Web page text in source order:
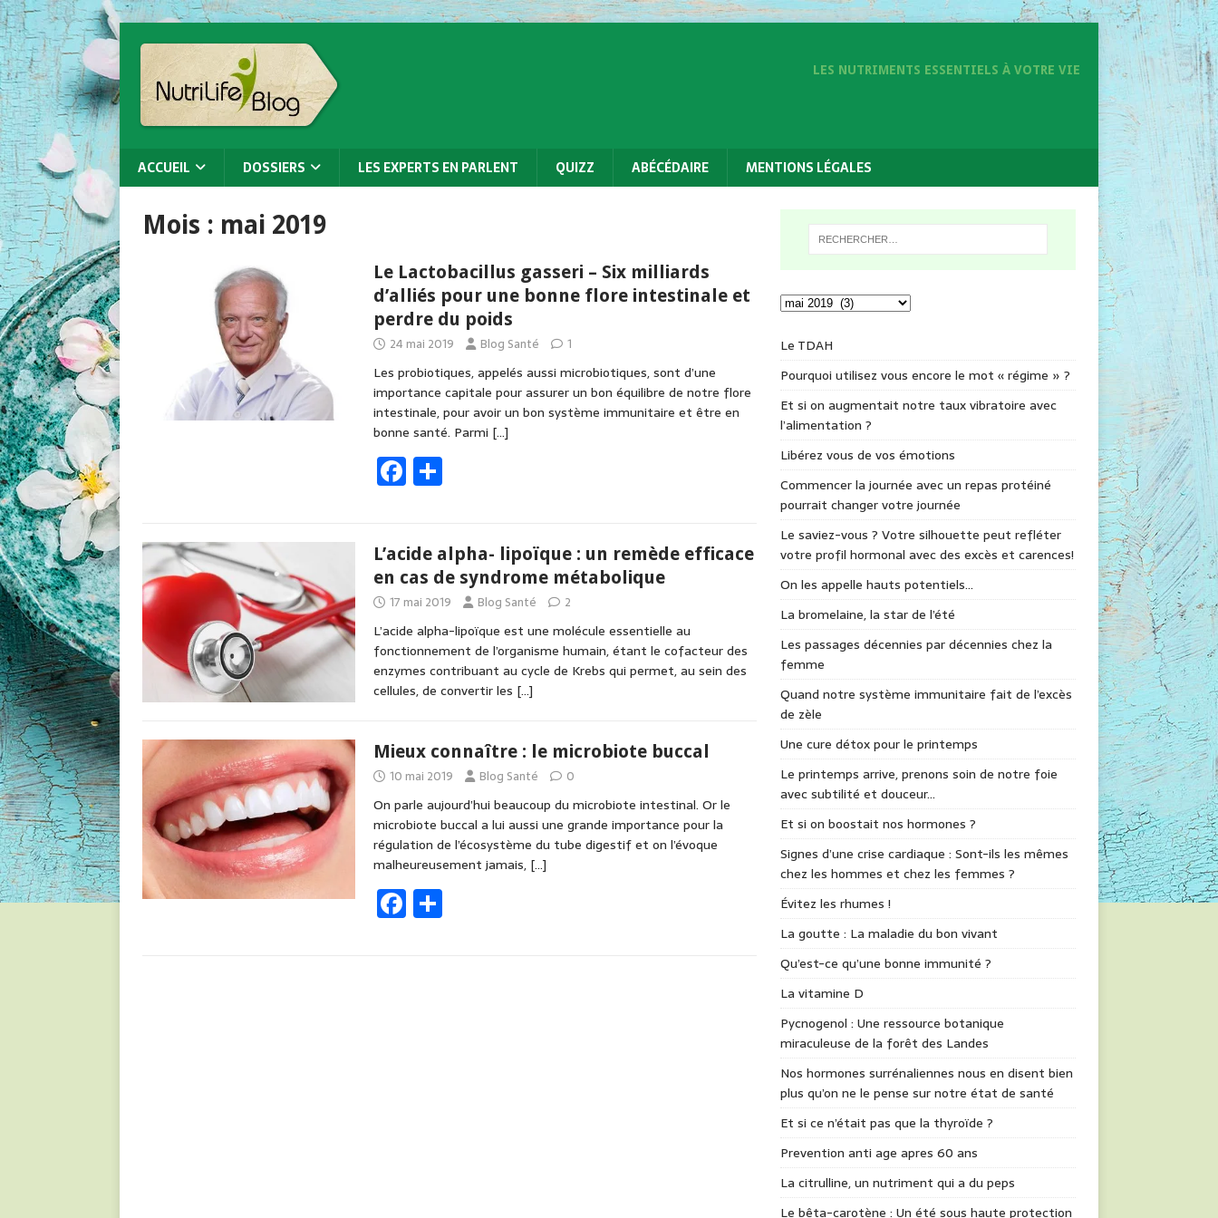
LES NUTRIMENTS ESSENTIELS À VOTRE VIE
ACCUEIL DOSSIERS LES EXPERTS EN PARLENT QUIZZ ABÉCÉDAIRE MENTIONS LÉGALES
Mois : mai 2019
Le Lactobacillus gasseri – Six milliards
d’alliés pour une bonne flore intestinale et
perdre du poids
24 mai 2019 Blog Santé 1
Les probiotiques, appelés aussi microbiotiques, sont d’une
importance capitale pour assurer un bon équilibre de notre flore
intestinale, pour avoir un bon système immunitaire et être en
bonne santé. Parmi […]
F
ac
b
o
o
k
g
er
L’acide alpha- lipoïque : un remède efficace
en cas de syndrome métabolique
17 mai 2019 Blog Santé 2
L’acide alpha-lipoïque est une molécule essentielle au
fonctionnement de l’organisme humain, étant le cofacteur des
enzymes contribuant au cycle de Krebs qui permet, au sein des
cellules, de convertir les […]
Mieux connaître : le microbiote buccal
10 mai 2019 Blog Santé 0
On parle aujourd’hui beaucoup du microbiote intestinal. Or le
microbiote buccal a lui aussi une grande importance pour la
régulation de l’écosystème du tube digestif et on l’évoque
malheureusement jamais, […]
F
ac
Le TDAH
Pourquoi utilisez vous encore le mot « régime » ?
Et si on augmentait notre taux vibratoire avec
l’alimentation ?
Libérez vous de vos émotions
Commencer la journée avec un repas protéiné
pourrait changer votre journée
Le saviez-vous ? Votre silhouette peut refléter
votre profil hormonal avec des excès et carences!
On les appelle hauts potentiels…
La bromelaine, la star de l’été
Les passages décennies par décennies chez la
femme
Quand notre système immunitaire fait de l’excès
de zèle
Une cure détox pour le printemps
Le printemps arrive, prenons soin de notre foie
avec subtilité et douceur…
Et si on boostait nos hormones ?
Signes d’une crise cardiaque : Sont-ils les mêmes
chez les hommes et chez les femmes ?
Évitez les rhumes !
La goutte : La maladie du bon vivant
Qu’est-ce qu’une bonne immunité ?
La vitamine D
Pycnogenol : Une ressource botanique
miraculeuse de la forêt des Landes
Nos hormones surrénaliennes nous en disent bien
plus qu’on ne le pense sur notre état de santé
Et si ce n’était pas que la thyroïde ?
Prevention anti age apres 60 ans
La citrulline, un nutriment qui a du peps
Le bêta-carotène : Un été sous haute protection